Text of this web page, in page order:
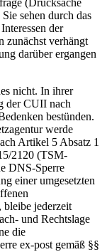
(Drucksache
sehen durch das
der
zunächst verhängt
darüber ergangen
nicht. In ihrer
der CUII nach
bestünden.
werde
Artikel 5 Absatz 1
2120 (TSM-
DNS-Sperre
einer umgesetzten
bleibe jederzeit
und Rechtslage
die
ex-post gemäß §§